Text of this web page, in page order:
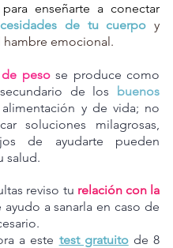
para enseñarte a conectar
de tu cuerpo y
hambre emocional.
pesose produce como
de los buenos
y de vida; no
soluciones milagrosas,
de ayudarte pueden
salud.
tas reviso tu relación con la
ayudo a sanarla en caso de
a este test gratuitode 8